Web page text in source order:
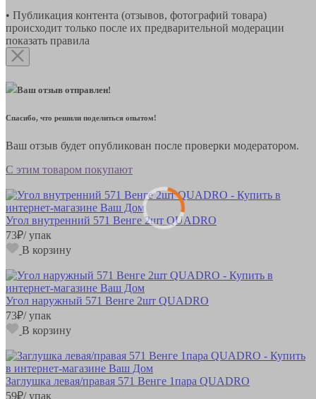
• Публикация контента (отзывов, фотографий товара)
происходит только после их предварительной модерации
показать правила
Ваш отзыв отправлен!
Спасибо, что решили поделиться опытом!
Ваш отзыв будет опубликован после проверки модератором.
С этим товаром покупают
Угол внутренний 571 Венге 2шт QUADRO
73₽/ упак
В корзину
Угол наружный 571 Венге 2шт QUADRO
73₽/ упак
В корзину
Заглушка левая/правая 571 Венге 1пара QUADRO
59₽/ упак